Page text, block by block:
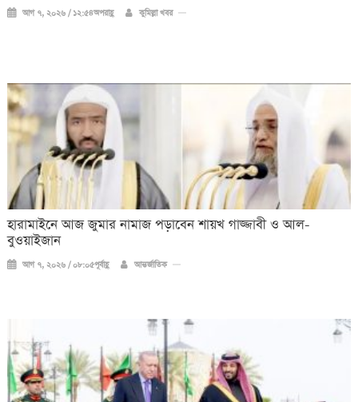
আগ ৭, ২০২৬ / ১২:৫৪অপরাহ্ণ কুমিল্লা খবর
হারামাইনে আজ জুমার নামাজ পড়াবেন শায়খ গাজ্জাবী ও আল-
বুওয়াইজান
আগ ৭, ২০২৬ / ০৮:০৫পূর্বাহ্ণ আন্তর্জাতিক